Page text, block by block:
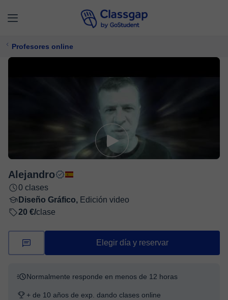
Profesores online
Alejandro
0 clases
Diseño Gráfico, Edición video
20 €/clase
Elegir día y reservar
Normalmente responde en menos de 12 horas
+ de 10 años de exp. dando clases online